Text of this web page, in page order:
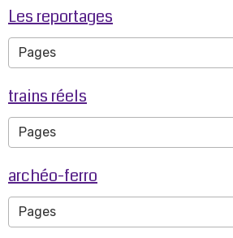
Les reportages
trains réels
archéo-ferro